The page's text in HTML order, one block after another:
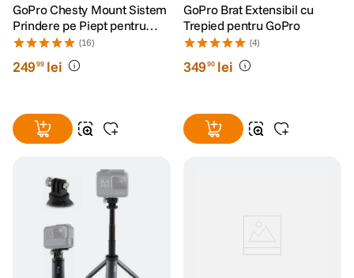
GoPro Chesty Mount Sistem
Prindere pe Piept pentru
Camerele Video GoPro
(16)
24999 lei
GoPro Brat Extensibil cu
Trepied pentru GoPro
(4)
34990 lei